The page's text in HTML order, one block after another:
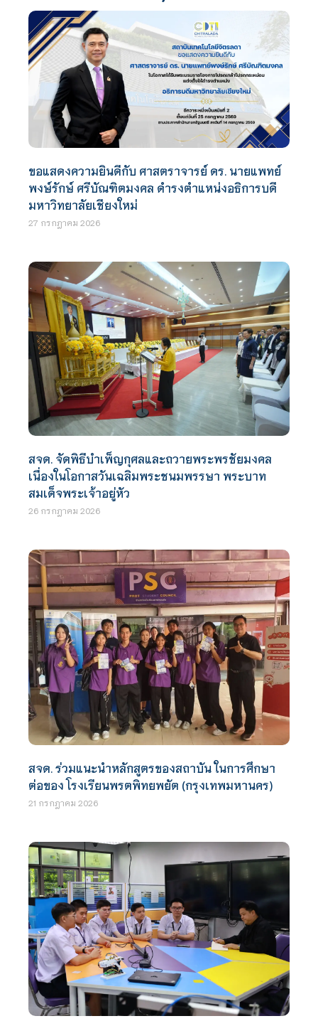
ขอแสดงความยินดีกับ ศาสตราจารย์ ดร. นายแพทย์
พงษ์รักษ์ ศรีบัณฑิตมงคล ดำรงตำแหน่งอธิการบดี
มหาวิทยาลัยเชียงใหม่
27 กรกฎาคม 2026
สจด. จัดพิธีบำเพ็ญกุศลและถวายพระพรชัยมงคล
เนื่องในโอกาสวันเฉลิมพระชนมพรรษา พระบาท
สมเด็จพระเจ้าอยู่หัว
26 กรกฎาคม 2026
สจด. ร่วมแนะนำหลักสูตรของสถาบัน ในการศึกษา
ต่อของ โรงเรียนพรตพิทยพยัต (กรุงเทพมหานคร)
21 กรกฎาคม 2026